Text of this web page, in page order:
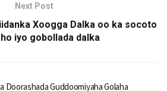
Next Post
Xoogga Dalka oo ka socoto
iyo gobollada dalka
Doorashada Guddoomiyaha Golaha